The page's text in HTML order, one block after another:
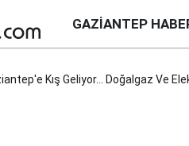
GAZIANTEP
Kış Geliyor... Doğalgaz Ve